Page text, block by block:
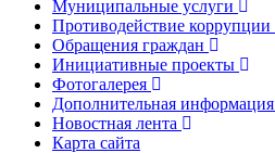
Муниципальные услуги
Противодействие коррупции
Обращения граждан
Инициативные проекты
Фотогалерея
Дополнительная информация
Новостная лента
Карта сайта